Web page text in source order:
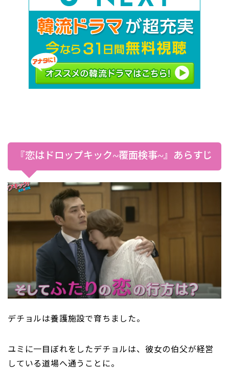
『恋はドロップキック~覆面検事~』あらすじ
デチョルは養護施設で育ちました。
ユミに一目ぼれをしたデチョルは、彼女の伯父が経営
している道場へ通うことに。